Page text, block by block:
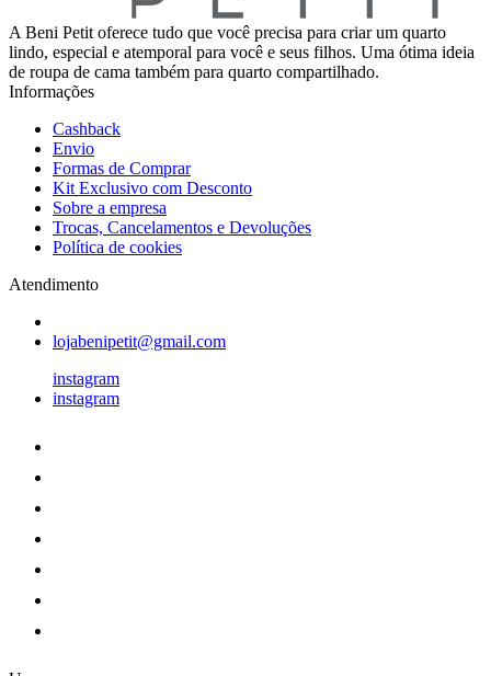
A Beni Petit oferece tudo que você precisa para criar um quarto
lindo, especial e atemporal para você e seus filhos. Uma ótima ideia
de roupa de cama também para quarto compartilhado.
Informações
Cashback
Envio
Formas de Comprar
Kit Exclusivo com Desconto
Sobre a empresa
Trocas, Cancelamentos e Devoluções
Política de cookies
Atendimento
lojabenipetit@gmail.com
instagram
instagram